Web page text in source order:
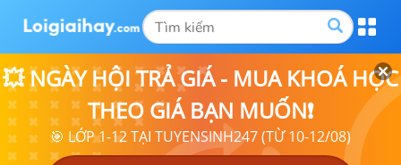
💥 NGÀY HỘI TRẢ GIÁ - MUA KHOÁ HỌC
THEO GIÁ BẠN MUỐN❗
🎯 LỚP 1-12 TẠI TUYENSINH247 (TỪ 10-12/08)